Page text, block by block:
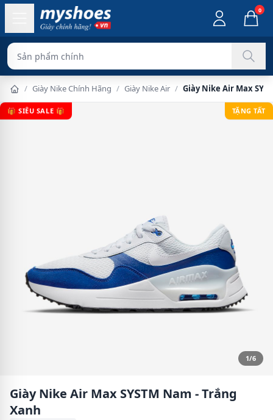
0
Sản phẩm chính hãng 100%
/ Giày Nike Chính Hãng / Giày Nike Air / Giày Nike Air Max
🎁 SIÊU SALE 🎁 TẶNG TẤT
1/6
Giày Nike Air Max SYSTM Nam - Trắng
Xanh